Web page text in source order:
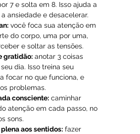
7 e solta em 8. Isso ajuda a
ansiedade e desacelerar.
você foca sua atenção em
do corpo, uma por uma,
e soltar as tensões.
gratidão: anotar 3 coisas
dia. Isso treina seu
focar no que funciona, e
problemas.
consciente: caminhar
atenção em cada passo, no
sons.
aos sentidos: fazer